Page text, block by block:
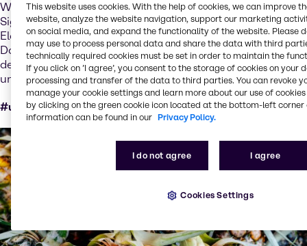
Waldtherapie. Er wurde klinisch auf die olfaktorische
Signatur alternder Haut und die Regeneration, Festigkeit,
Elastizität, Falten und Strahlkraft der Haut getestet.
Darüber hinaus mildert Santalwood™ die Auswirkungen
der Luftverschmutzung in Innenräumen und im Freien
und verbessert das Hautbild.
#upcycled #circular products #circular economy
This website uses cookies. With the help of cookies, we can improve
website, analyze the website navigation, support our marketing
on social media, and expand the functionality of the website. Please
may use to process personal data and share the data with third
technically required cookies must be set in order to maintain the
If you click on ’I agree’, you consent to the storage of cookies on your
processing and transfer of the data to third parties. You can revoke
manage your cookie settings and learn more about our use of cookies
by clicking on the green cookie icon located at the bottom-left corner
information can be found in our Privacy Policy.
I do not agree I agree
Cookies Settings